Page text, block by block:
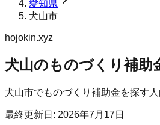
愛知県
犬山市
hojokin.xyz
犬山のものづくり補助
犬山市でものづくり補助金を探す
最終更新日: 2026年7月17日